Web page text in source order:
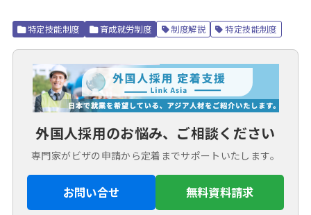
特定技能制度 育成就労制度 制度解説 特定技能制度
外国人採用のお悩み、ご相談ください
専門家がビザの申請から定着までサポートいたします。
お問い合せ 無料資料請求